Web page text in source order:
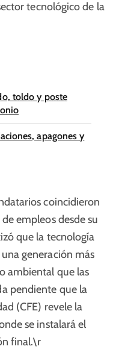
tecnológico de la
toldo y poste
apagones y
coincidieron
empleos desde su
que la tecnología
generación más
ambiental que las
pendiente que la
(CFE) revele la
se instalará el
final.\r